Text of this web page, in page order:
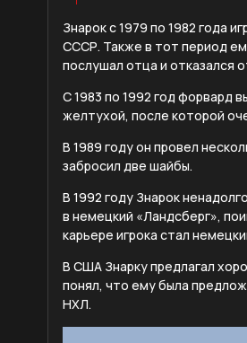
Знарок с 1979 по 1982 года
СССР. Также в тот период
послушал отца и отказался
С 1983 по 1992 год форвард
желтухой, после которой
В 1989 году он провел
забросил две шайбы.
В 1992 году Знарок
в немецкий «Ландсберг»,
карьере игрока стал
В США Знарку предлагал
понял, что ему была
НХЛ.